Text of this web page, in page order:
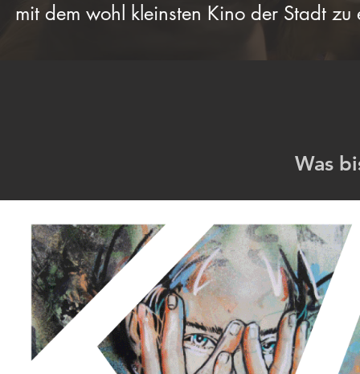
mit dem wohl kleinsten Kino der Stadt zu
Was